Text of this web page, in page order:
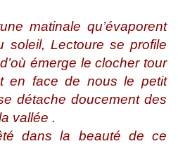
matinale qu’évaporent
soleil, Lectoure se profile
émerge le clocher tour
en face de nous le petit
détache doucement des
vallée .
dans la beauté de ce